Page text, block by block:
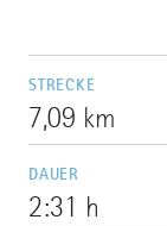
STRECKE
7,09 km
DAUER
2:31 h